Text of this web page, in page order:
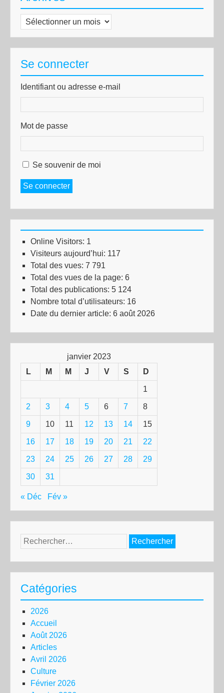
Archives
Se connecter
Identifiant ou adresse e-mail
Mot de passe
Se souvenir de moi
Se connecter
Online Visitors: 1
Visiteurs aujourd’hui: 117
Total des vues: 7 791
Total des vues de la page: 6
Total des publications: 5 124
Nombre total d’utilisateurs: 16
Date du dernier article: 6 août 2026
janvier 2023
L
M M J V S D
1
2 3 4 5 6 7 8
9 10 11 12 13 14 15
16 17 18 19 20 21 22
23 24 25 26 27 28 29
30 31
« Déc Fév »
Rechercher :
Catégories
2026
Accueil
Août 2026
Articles
Avril 2026
Culture
Février 2026